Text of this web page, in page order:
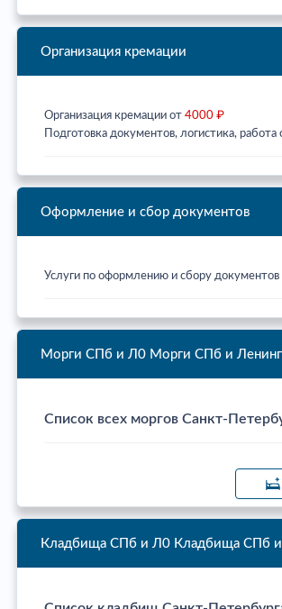
Организация кремации
Организация кремации от 4000 ₽
Подготовка документов, логистика,
Оформление и сбор документов
Услуги по оформлению и сбору
Морги СПб и Л0 Морги СПб и
Список всех моргов Санкт-
Кладбища СПб и Л0 Кладбища СПб и